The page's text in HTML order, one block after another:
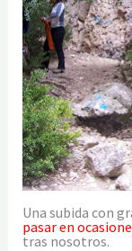
Una subida con
pasar en
tras nosotros.